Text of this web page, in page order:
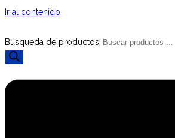
Ir al contenido
Búsqueda de productos